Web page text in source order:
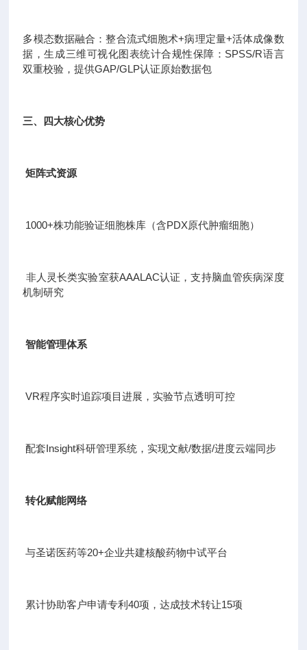
多模态数据融合：整合流式细胞术+病理定量+活体成像数
据，生成三维可视化图表统计合规性保障：SPSS/R语言
双重校验，提供GAP/GLP认证原始数据包
三、四大核心优势
矩阵式资源
1000+株功能验证细胞株库（含PDX原代肿瘤细胞）
非人灵长类实验室获AAALAC认证，支持脑血管疾病深度
机制研究
智能管理体系
VR程序实时追踪项目进展，实验节点透明可控
配套Insight科研管理系统，实现文献/数据/进度云端同步
转化赋能网络
与圣诺医药等20+企业共建核酸药物中试平台
累计协助客户申请专利40项，达成技术转让15项